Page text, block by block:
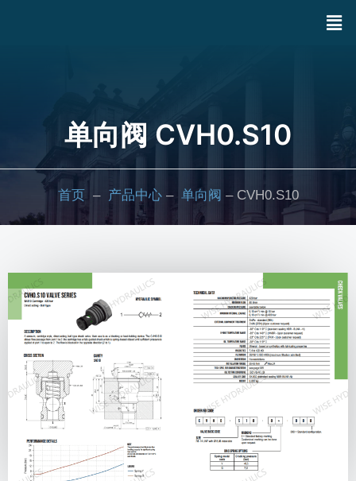
单向阀 CVH0.S10
首页 – 产品中心– 单向阀 – CVH0.S10